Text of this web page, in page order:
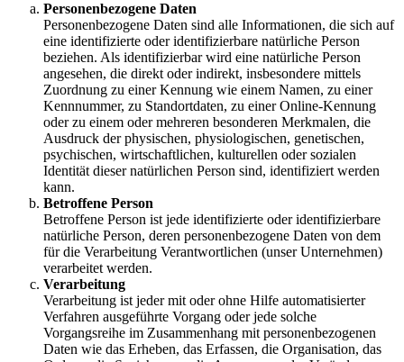
Personenbezogene Daten
Personenbezogene Daten sind alle Informationen, die sich auf
eine identifizierte oder identifizierbare natürliche Person
beziehen. Als identifizierbar wird eine natürliche Person
angesehen, die direkt oder indirekt, insbesondere mittels
Zuordnung zu einer Kennung wie einem Namen, zu einer
Kennnummer, zu Standortdaten, zu einer Online-Kennung
oder zu einem oder mehreren besonderen Merkmalen, die
Ausdruck der physischen, physiologischen, genetischen,
psychischen, wirtschaftlichen, kulturellen oder sozialen
Identität dieser natürlichen Person sind, identifiziert werden
kann.
Betroffene Person
Betroffene Person ist jede identifizierte oder identifizierbare
natürliche Person, deren personenbezogene Daten von dem
für die Verarbeitung Verantwortlichen (unser Unternehmen)
verarbeitet werden.
Verarbeitung
Verarbeitung ist jeder mit oder ohne Hilfe automatisierter
Verfahren ausgeführte Vorgang oder jede solche
Vorgangsreihe im Zusammenhang mit personenbezogenen
Daten wie das Erheben, das Erfassen, die Organisation, das